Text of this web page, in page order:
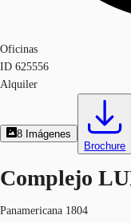
Oficinas
ID 625556
Alquiler
8 Imágenes
Brochure
Complejo
Panamericana 1804